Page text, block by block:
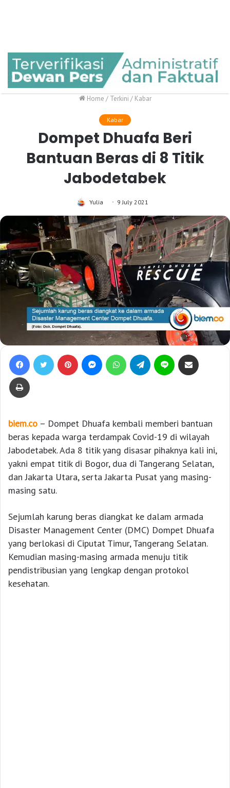
Home / Terkini / Kabar
Kabar
Dompet Dhuafa Beri
Bantuan Beras di 8 Titik
Jabodetabek
Yulia 9 July 2021
biem.co – Dompet Dhuafa kembali memberi bantuan
beras kepada warga terdampak Covid-19 di wilayah
Jabodetabek. Ada 8 titik yang disasar pihaknya kali ini,
yakni empat titik di Bogor, dua di Tangerang Selatan,
dan Jakarta Utara, serta Jakarta Pusat yang masing-
masing satu.
Sejumlah karung beras diangkat ke dalam armada
Disaster Management Center (DMC) Dompet Dhuafa
yang berlokasi di Ciputat Timur, Tangerang Selatan.
Kemudian masing-masing armada menuju titik
pendistribusian yang lengkap dengan protokol
kesehatan.